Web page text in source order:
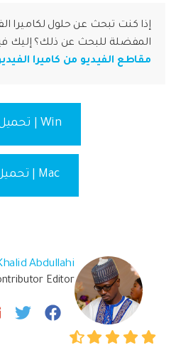
إذا كنت تبحث عن حلول لكاميرا
المفضلة للبحث عن ذلك؟ إليك
مقاطع الفيديو من كاميرا
Win | تحميل
Mac | تحميل
Abdullahi
Editor